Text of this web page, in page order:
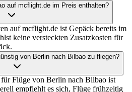
auf mcflight.de im Preis enthalten?
auf mcflight.de ist Gepäck bereits im
keine versteckten Zusatzkosten für
von Berlin nach Bilbao zu fliegen?
Flüge von Berlin nach Bilbao ist
empfiehlt es sich, Flüge frühzeitig